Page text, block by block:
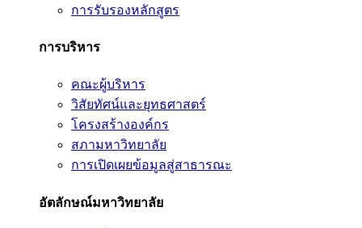
การรับรองหลักสูตร
การบริหาร
คณะผู้บริหาร
วิสัยทัศน์และยุทธศาสตร์
โครงสร้างองค์กร
สภามหาวิทยาลัย
การเปิดเผยข้อมูลสู่สาธารณะ
อัตลักษณ์มหาวิทยาลัย